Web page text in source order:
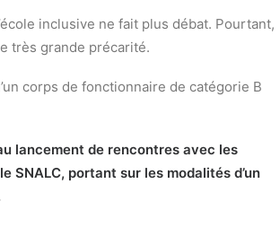
inclusive ne fait plus débat. Pourtant,
très grande précarité.
corps de fonctionnaire de catégorie B
lancement de rencontres avec les
portant sur les modalités d’un